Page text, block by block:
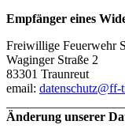
Empfänger eines
Freiwillige Feuerwehr
Waginger Straße 2
83301 Traunreut
email: datenschutz@ff-
Änderung unserer